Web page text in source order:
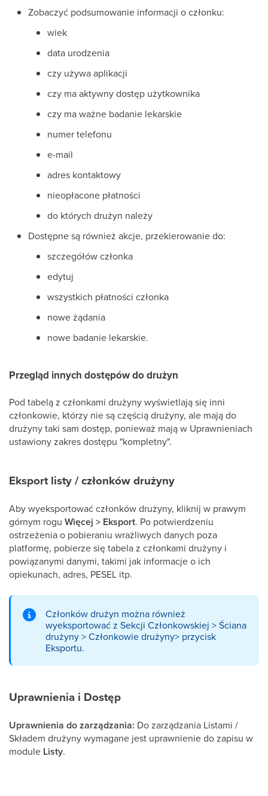
Zobaczyć podsumowanie informacji o członku:
wiek
data urodzenia
czy używa aplikacji
czy ma aktywny dostęp użytkownika
czy ma ważne badanie lekarskie
numer telefonu
e-mail
adres kontaktowy
nieopłacone płatności
do których drużyn należy
Dostępne są również akcje, przekierowanie do:
szczegółów członka
edytuj
wszystkich płatności członka
nowe żądania
nowe badanie lekarskie.
Przegląd innych dostępów do drużyn
Pod tabelą z członkami drużyny wyświetlają się inni
członkowie, którzy nie są częścią drużyny, ale mają do
drużyny taki sam dostęp, ponieważ mają w Uprawnieniach
ustawiony zakres dostępu "kompletny".
Eksport listy / członków drużyny
Aby wyeksportować członków drużyny, kliknij w prawym
górnym rogu Więcej > Eksport. Po potwierdzeniu
ostrzeżenia o pobieraniu wrażliwych danych poza
platformę, pobierze się tabela z członkami drużyny i
powiązanymi danymi, takimi jak informacje o ich
opiekunach, adres, PESEL itp.
Członków drużyn można również
wyeksportować z Sekcji Członkowskiej > Ściana
drużyny > Członkowie drużyny> przycisk
Eksportu.
Uprawnienia i Dostęp
Uprawnienia do zarządzania: Do zarządzania Listami /
Składem drużyny wymagane jest uprawnienie do zapisu w
module Listy.